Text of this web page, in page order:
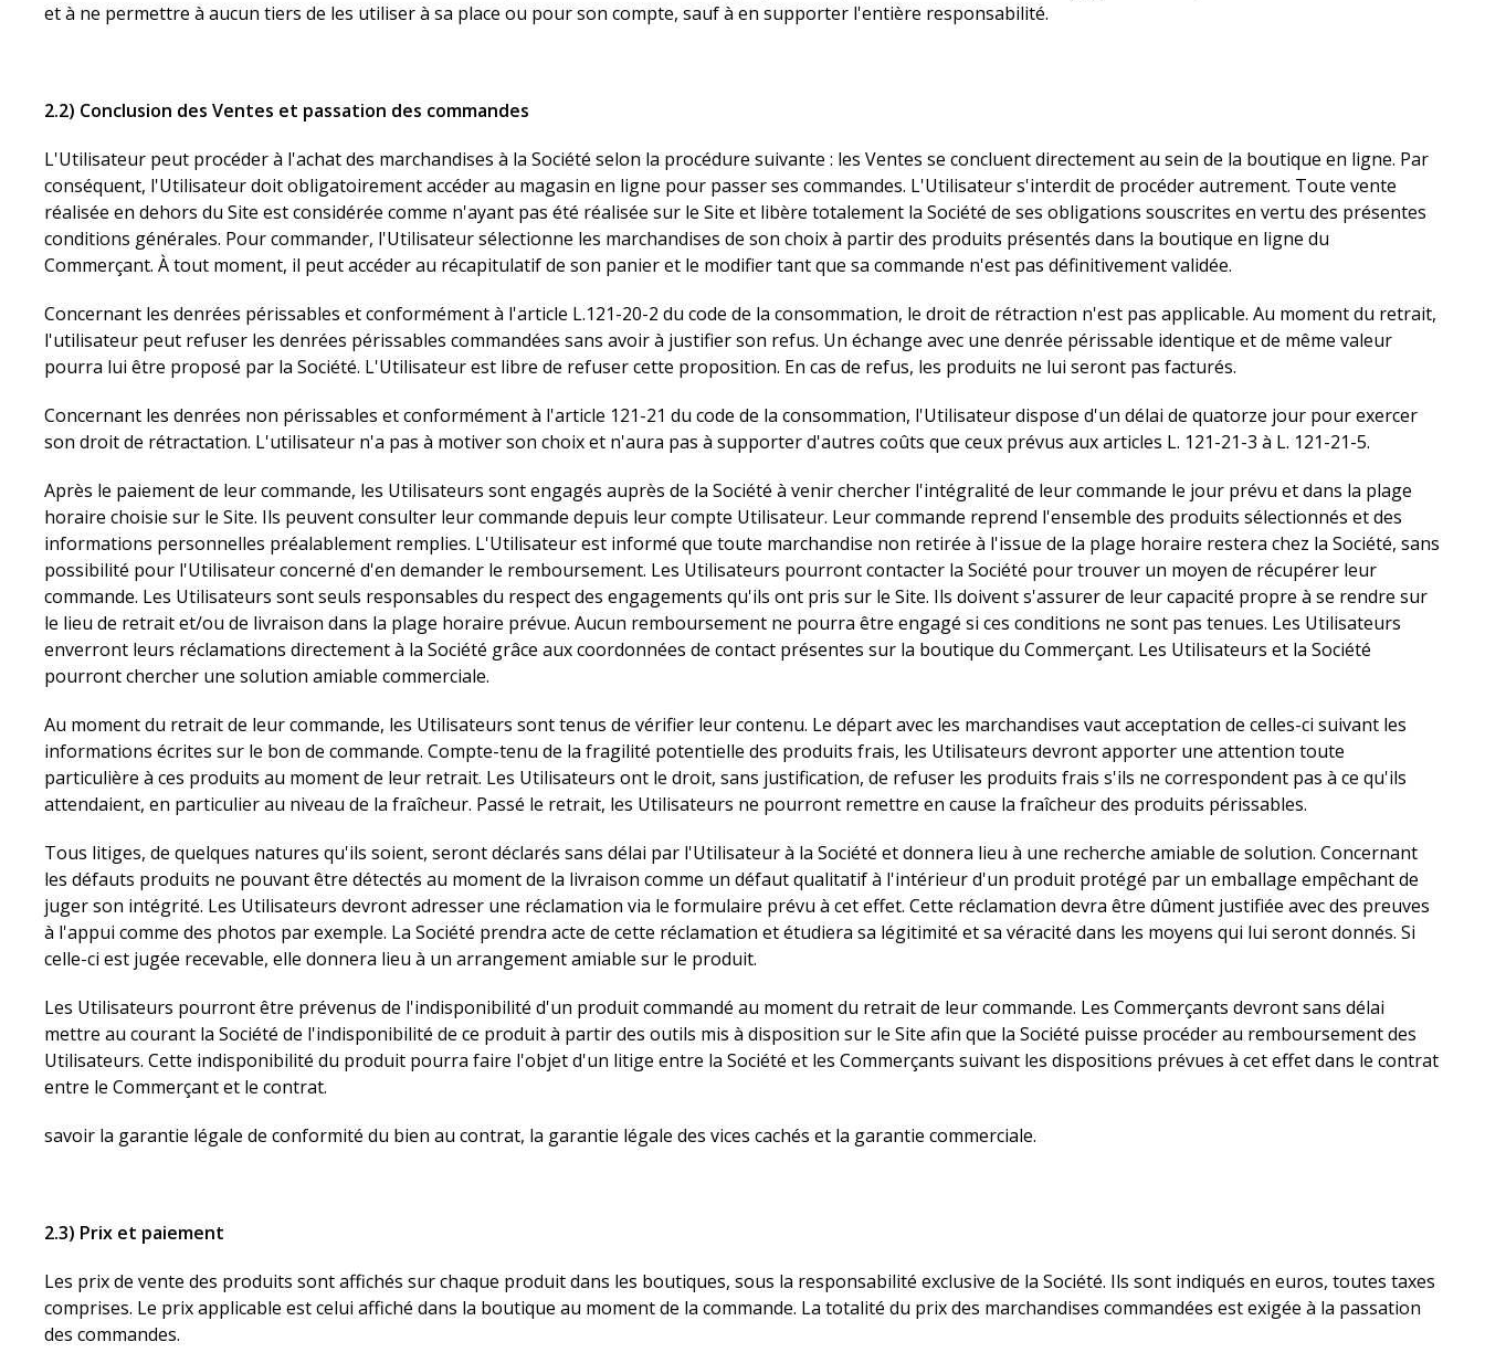
et à ne permettre à aucun tiers de les utiliser à sa place ou pour son compte, sauf à en supporter l'entière responsabilité.
2.2) Conclusion des Ventes et passation des commandes
L'Utilisateur peut procéder à l'achat des marchandises à la Société selon la procédure suivante : les Ventes se concluent directement au sein de la boutique en ligne. Par
conséquent, l'Utilisateur doit obligatoirement accéder au magasin en ligne pour passer ses commandes. L'Utilisateur s'interdit de procéder autrement. Toute vente
réalisée en dehors du Site est considérée comme n'ayant pas été réalisée sur le Site et libère totalement la Société de ses obligations souscrites en vertu des présentes
conditions générales. Pour commander, l'Utilisateur sélectionne les marchandises de son choix à partir des produits présentés dans la boutique en ligne du
Commerçant. À tout moment, il peut accéder au récapitulatif de son panier et le modifier tant que sa commande n'est pas définitivement validée.
Concernant les denrées périssables et conformément à l'article L.121-20-2 du code de la consommation, le droit de rétraction n'est pas applicable. Au moment du retrait,
l'utilisateur peut refuser les denrées périssables commandées sans avoir à justifier son refus. Un échange avec une denrée périssable identique et de même valeur
pourra lui être proposé par la Société. L'Utilisateur est libre de refuser cette proposition. En cas de refus, les produits ne lui seront pas facturés.
Concernant les denrées non périssables et conformément à l'article 121-21 du code de la consommation, l'Utilisateur dispose d'un délai de quatorze jour pour exercer
son droit de rétractation. L'utilisateur n'a pas à motiver son choix et n'aura pas à supporter d'autres coûts que ceux prévus aux articles L. 121-21-3 à L. 121-21-5.
Après le paiement de leur commande, les Utilisateurs sont engagés auprès de la Société à venir chercher l'intégralité de leur commande le jour prévu et dans la plage
horaire choisie sur le Site. Ils peuvent consulter leur commande depuis leur compte Utilisateur. Leur commande reprend l'ensemble des produits sélectionnés et des
informations personnelles préalablement remplies. L'Utilisateur est informé que toute marchandise non retirée à l'issue de la plage horaire restera chez la Société, sans
possibilité pour l'Utilisateur concerné d'en demander le remboursement. Les Utilisateurs pourront contacter la Société pour trouver un moyen de récupérer leur
commande. Les Utilisateurs sont seuls responsables du respect des engagements qu'ils ont pris sur le Site. Ils doivent s'assurer de leur capacité propre à se rendre sur
le lieu de retrait et/ou de livraison dans la plage horaire prévue. Aucun remboursement ne pourra être engagé si ces conditions ne sont pas tenues. Les Utilisateurs
enverront leurs réclamations directement à la Société grâce aux coordonnées de contact présentes sur la boutique du Commerçant. Les Utilisateurs et la Société
pourront chercher une solution amiable commerciale.
Au moment du retrait de leur commande, les Utilisateurs sont tenus de vérifier leur contenu. Le départ avec les marchandises vaut acceptation de celles-ci suivant les
informations écrites sur le bon de commande. Compte-tenu de la fragilité potentielle des produits frais, les Utilisateurs devront apporter une attention toute
particulière à ces produits au moment de leur retrait. Les Utilisateurs ont le droit, sans justification, de refuser les produits frais s'ils ne correspondent pas à ce qu'ils
attendaient, en particulier au niveau de la fraîcheur. Passé le retrait, les Utilisateurs ne pourront remettre en cause la fraîcheur des produits périssables.
Tous litiges, de quelques natures qu'ils soient, seront déclarés sans délai par l'Utilisateur à la Société et donnera lieu à une recherche amiable de solution. Concernant
les défauts produits ne pouvant être détectés au moment de la livraison comme un défaut qualitatif à l'intérieur d'un produit protégé par un emballage empêchant de
juger son intégrité. Les Utilisateurs devront adresser une réclamation via le formulaire prévu à cet effet. Cette réclamation devra être dûment justifiée avec des preuves
à l'appui comme des photos par exemple. La Société prendra acte de cette réclamation et étudiera sa légitimité et sa véracité dans les moyens qui lui seront donnés. Si
celle-ci est jugée recevable, elle donnera lieu à un arrangement amiable sur le produit.
Les Utilisateurs pourront être prévenus de l'indisponibilité d'un produit commandé au moment du retrait de leur commande. Les Commerçants devront sans délai
mettre au courant la Société de l'indisponibilité de ce produit à partir des outils mis à disposition sur le Site afin que la Société puisse procéder au remboursement des
Utilisateurs. Cette indisponibilité du produit pourra faire l'objet d'un litige entre la Société et les Commerçants suivant les dispositions prévues à cet effet dans le contrat
entre le Commerçant et le contrat.
savoir la garantie légale de conformité du bien au contrat, la garantie légale des vices cachés et la garantie commerciale.
2.3) Prix et paiement
Les prix de vente des produits sont affichés sur chaque produit dans les boutiques, sous la responsabilité exclusive de la Société. Ils sont indiqués en euros, toutes taxes
comprises. Le prix applicable est celui affiché dans la boutique au moment de la commande. La totalité du prix des marchandises commandées est exigée à la passation
des commandes.